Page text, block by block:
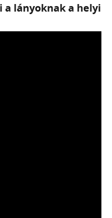
a lányoknak a helyi